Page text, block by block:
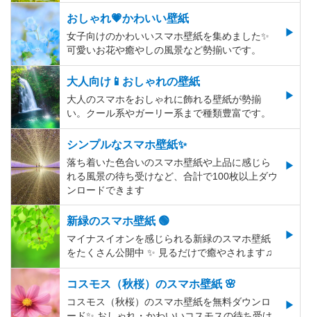
おしゃれ💗かわいい壁紙
女子向けのかわいいスマホ壁紙を集めました✨
可愛いお花や癒やしの風景など勢揃いです。
大人向け📱おしゃれの壁紙
大人のスマホをおしゃれに飾れる壁紙が勢揃
い。クール系やガーリー系まで種類豊富です。
シンプルなスマホ壁紙✨
落ち着いた色合いのスマホ壁紙や上品に感じら
れる風景の待ち受けなど、合計で100枚以上ダウ
ンロードできます
新緑のスマホ壁紙 🟢
マイナスイオンを感じられる新緑のスマホ壁紙
をたくさん公開中 ✨ 見るだけで癒やされます♫
コスモス（秋桜）のスマホ壁紙 🌸
コスモス（秋桜）のスマホ壁紙を無料ダウンロ